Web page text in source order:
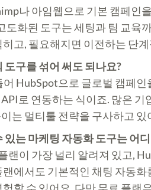
나 아임웹으로 기본 캠페인
도화된 도구는 세팅과 팀 교육
고, 필요해지면 이전하는 단
도구를 섞어 써도 되나요?
HubSpot으로 글로벌 캠페
로 연동하는 식이죠. 많은 기
는 멀티툴 전략을 구사하고 있
있는 마케팅 자동화 도구는 어
랜이 가장 널리 알려져 있고,
랜에서도 기본적인 채팅 자동